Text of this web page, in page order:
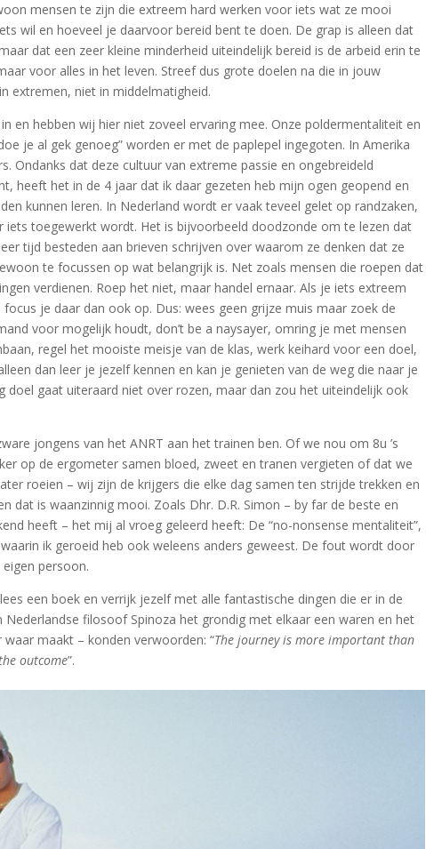
mensen te zijn die extreem hard werken voor iets wat ze mooi
wil en hoeveel je daarvoor bereid bent te doen. De grap is alleen dat
dat een zeer kleine minderheid uiteindelijk bereid is de arbeid erin te
voor alles in het leven. Streef dus grote doelen na die in jouw
extremen, niet in middelmatigheid.
en hebben wij hier niet zoveel ervaring mee. Onze poldermentaliteit en
je al gek genoeg” worden er met de paplepel ingegoten. In Amerika
Ondanks dat deze cultuur van extreme passie en ongebreideld
heeft het in de 4 jaar dat ik daar gezeten heb mijn ogen geopend en
kunnen leren. In Nederland wordt er vaak teveel gelet op randzaken,
toegewerkt wordt. Het is bijvoorbeeld doodzonde om te lezen dat
tijd besteden aan brieven schrijven over waarom ze denken dat ze
te focussen op wat belangrijk is. Net zoals mensen die roepen dat
verdienen. Roep het niet, maar handel ernaar. Als je iets extreem
je daar dan ook op. Dus: wees geen grijze muis maar zoek de
voor mogelijk houdt, don’t be a naysayer, omring je met mensen
regel het mooiste meisje van de klas, werk keihard voor een doel,
dan leer je jezelf kennen en kan je genieten van de weg die naar je
doel gaat uiteraard niet over rozen, maar dan zou het uiteindelijk ook
jongens van het ANRT aan het trainen ben. Of we nou om 8u ’s
op de ergometer samen bloed, zweet en tranen vergieten of dat we
roeien – wij zijn de krijgers die elke dag samen ten strijde trekken en
dat is waanzinnig mooi. Zoals Dhr. D.R. Simon – by far de beste en
heeft – het mij al vroeg geleerd heeft: De “no-nonsense mentaliteit”,
ik geroeid heb ook weleens anders geweest. De fout wordt door
persoon.
een boek en verrijk jezelf met alle fantastische dingen die er in de
filosoof Spinoza het grondig met elkaar een waren en het
maakt – konden verwoorden: “The journey is more important than
outcome”.